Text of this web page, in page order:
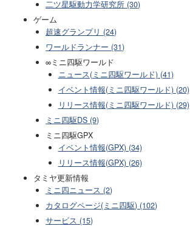
二ツ星駆動力学研究所 (30)
ゲーム
超速グランプリ (24)
ワールドランナー (31)
∞ミニ四駆ワールド
ニュース(ミニ四駆ワールド) (41)
イベント情報(ミニ四駆ワールド) (20)
リリース情報(ミニ四駆ワールド) (29)
ミニ四駆DS (9)
ミニ四駆GPX
イベント情報(GPX) (34)
リリース情報(GPX) (26)
タミヤ更新情報
ミニ四ニュース (2)
カタログページ(ミニ四駆) (102)
サービス (15)